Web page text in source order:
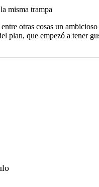
misma trampa
otras cosas un
que empezó a tener